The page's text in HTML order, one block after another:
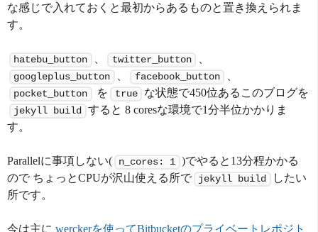
な感じで入れておくと最初からあるものと置き換えられま
す。
hatebu_button 、 twitter_button 、
googleplus_button 、 facebook_button 、
pocket_button を true な状態で450位あるこのブログを
jekyll build すると 8 coresな環境で1分半位かかりま
す。
Parallelに事項しない( n_cores: 1 )でやると13分程かかる
ので ちょっとCPUが沢山使える所で
jekyll build
したい
所です。
今は主に werckerを使ってBitbucketのプライベートレポジト